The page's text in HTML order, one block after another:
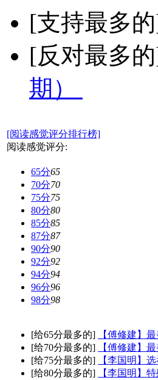
[支持最多
[反对最多
期）
[阅读感觉评分排行榜]
阅读感觉评分:
65分65
70分70
75分75
80分80
85分85
87分87
90分90
92分92
94分94
96分96
98分98
[给65分最多的]
【傅修建】
[给70分最多的]
【傅修建】
[给75分最多的]
【李国明】
[给80分最多的]
【李国明】